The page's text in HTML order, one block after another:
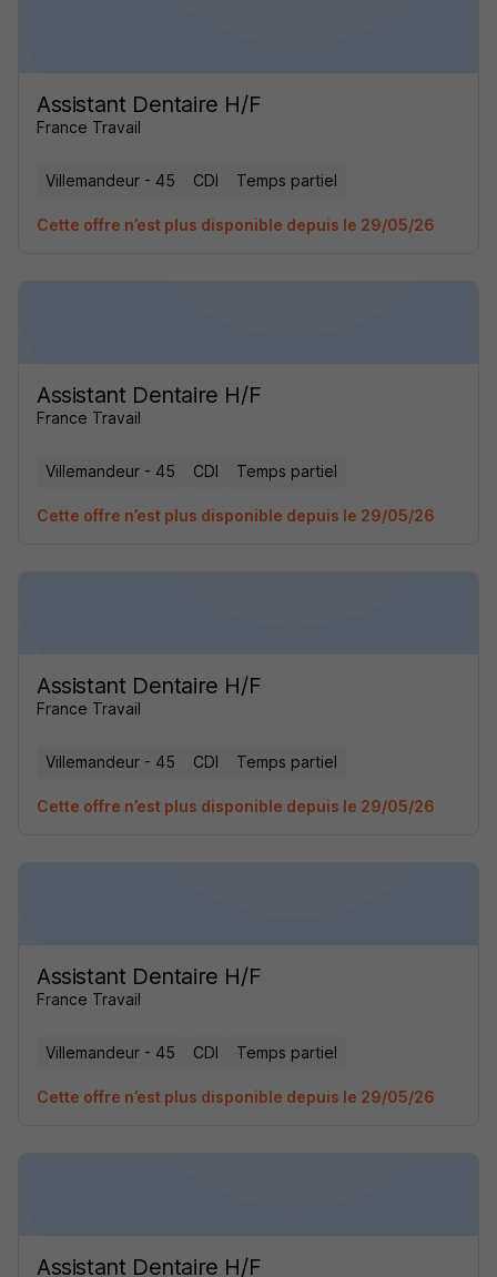
Assistant Dentaire H/F
France Travail
Villemandeur - 45 CDI Temps partiel
Cette offre n’est plus disponible depuis le 29/05/26
Assistant Dentaire H/F
France Travail
Villemandeur - 45 CDI Temps partiel
Cette offre n’est plus disponible depuis le 29/05/26
Assistant Dentaire H/F
France Travail
Villemandeur - 45 CDI Temps partiel
Cette offre n’est plus disponible depuis le 29/05/26
Assistant Dentaire H/F
France Travail
Villemandeur - 45 CDI Temps partiel
Cette offre n’est plus disponible depuis le 29/05/26
Assistant Dentaire H/F